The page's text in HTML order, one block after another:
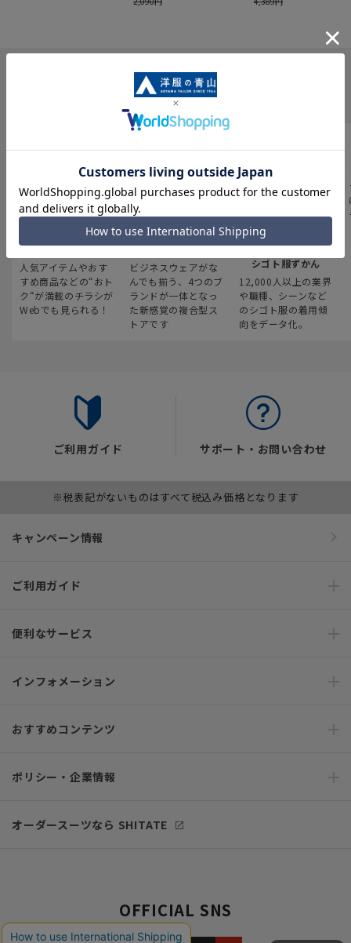
INFORMATION
最新のお買い得情報
人気アイテムやおす
すめ商品などの“おト
ク“が満載のチラシが
Webでも見られる！
スーツスクエア
ビジネスウェアがな
んでも揃う、4つのブ
ランドが一体となっ
た新感覚の複合型ス
トアです
みんなの
シゴト服ずかん
12,000人以上の業界
や職種、シーンなど
のシゴト服の着用傾
向をデータ化。
ご利用ガイド サポート・お問い合わせ
※税表記がないものはすべて税込み価格となります
キャンペーン情報
ご利用ガイド
便利なサービス
インフォメーション
おすすめコンテンツ
ポリシー・企業情報
オーダースーツなら SHITATE
OFFICIAL SNS